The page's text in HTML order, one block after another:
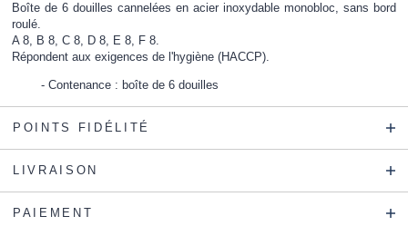
Boîte de 6 douilles cannelées en acier inoxydable monobloc, sans bord
roulé.
A 8, B 8, C 8, D 8, E 8, F 8.
Répondent aux exigences de l'hygiène (HACCP).
Contenance : boîte de 6 douilles
POINTS FIDÉLITÉ
LIVRAISON
PAIEMENT